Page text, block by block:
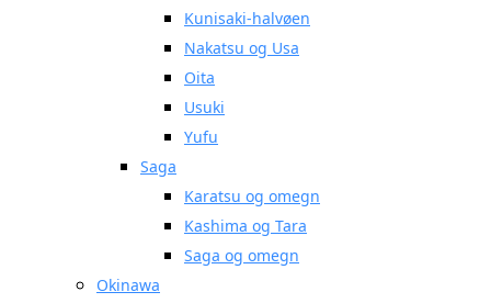
Kunisaki-halvøen
Nakatsu og Usa
Oita
Usuki
Yufu
Saga
Karatsu og omegn
Kashima og Tara
Saga og omegn
Okinawa